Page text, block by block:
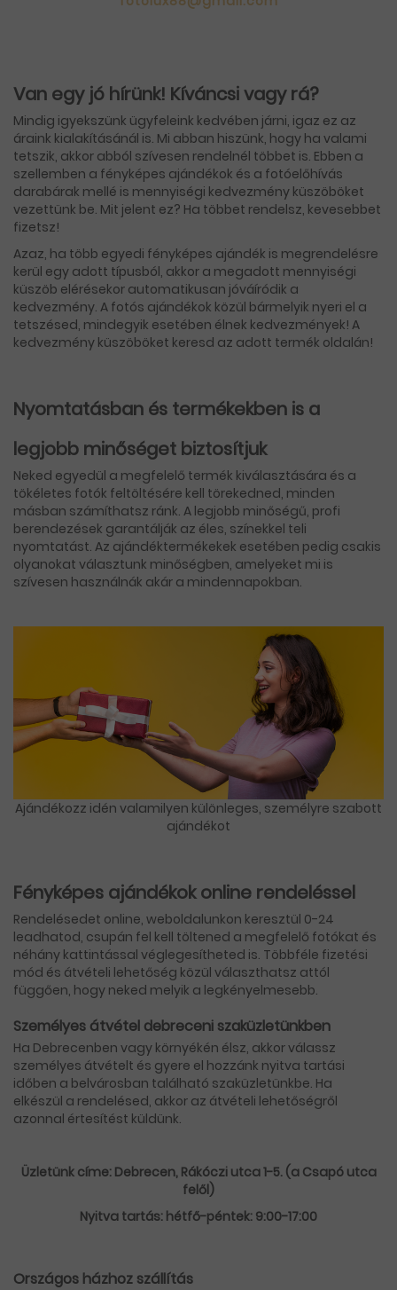
Van egy jó hírünk! Kíváncsi vagy rá?
Mindig igyekszünk ügyfeleink kedvében járni, igaz ez az
áraink kialakításánál is. Mi abban hiszünk, hogy ha valami
tetszik, akkor abból szívesen rendelnél többet is. Ebben a
szellemben a fényképes ajándékok és a fotóelőhívás
darabárak mellé is mennyiségi kedvezmény küszöböket
vezettünk be. Mit jelent ez? Ha többet rendelsz, kevesebbet
fizetsz!
Azaz, ha több egyedi fényképes ajándék is megrendelésre
kerül egy adott típusból, akkor a megadott mennyiségi
küszöb elérésekor automatikusan jóváíródik a
kedvezmény. A fotós ajándékok közül bármelyik nyeri el a
tetszésed, mindegyik esetében élnek kedvezmények! A
kedvezmény küszöböket keresd az adott termék oldalán!
Nyomtatásban és termékekben is a
legjobb minőséget biztosítjuk
Neked egyedül a megfelelő termék kiválasztására és a
tökéletes fotók feltöltésére kell törekedned, minden
másban számíthatsz ránk. A legjobb minőségű, profi
berendezések garantálják az éles, színekkel teli
nyomtatást. Az ajándéktermékekek esetében pedig csakis
olyanokat választunk minőségben, amelyeket mi is
szívesen használnák akár a mindennapokban.
Ajándékozz idén valamilyen különleges, személyre szabott
ajándékot
Fényképes ajándékok online rendeléssel
Rendelésedet online, weboldalunkon keresztül 0-24
leadhatod, csupán fel kell töltened a megfelelő fotókat és
néhány kattintással véglegesítheted is. Többféle fizetési
mód és átvételi lehetőség közül választhatsz attól
függően, hogy neked melyik a legkényelmesebb.
Személyes átvétel debreceni szaküzletünkben
Ha Debrecenben vagy környékén élsz, akkor válassz
személyes átvételt és gyere el hozzánk nyitva tartási
időben a belvárosban található szaküzletünkbe. Ha
elkészül a rendelésed, akkor az átvételi lehetőségről
azonnal értesítést küldünk.
Üzletünk címe: Debrecen, Rákóczi utca 1-5. (a Csapó utca
felől)
Nyitva tartás: hétfő-péntek: 9:00-17:00
Országos házhoz szállítás